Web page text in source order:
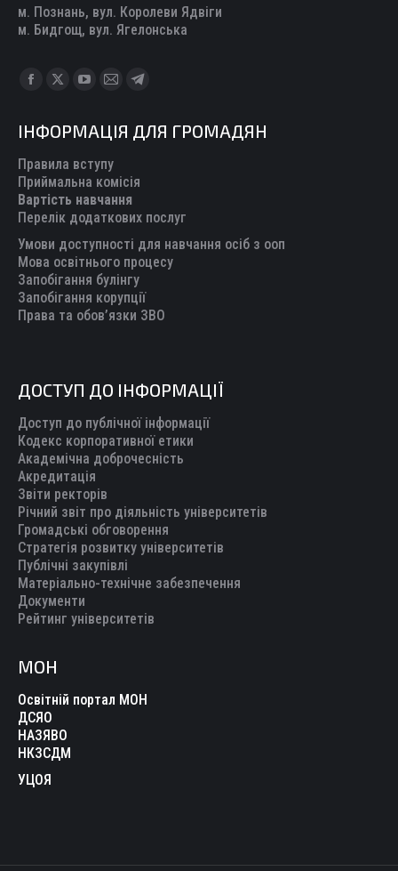
м. Познань, вул. Королеви Ядвіги
м. Бидгощ, вул. Ягелонська
Find us on:
Facebook
opens
in
new
window
X
opens
in
new
window
YouTube
opens
in
new
window
Mail
opens
in
new
window
Telegram
opens
new
ІНФОРМАЦІЯ ДЛЯ ГРОМАДЯН
Правила вступу
Приймальна комісія
Вартість навчання
Перелік додаткових послуг
Умови доступності для навчання осіб з ооп
Мова освітнього процесу
Запобігання булінгу
Запобігання корупції
Права та обов’язки ЗВО
ДОСТУП ДО ІНФОРМАЦІЇ
Доступ до публічної інформації
Кодекс корпоративної етики
Академічна доброчесність
Акредитація
Звіти ректорів
Річний звіт про діяльність університетів
Громадські обговорення
Стратегія розвитку університетів
Публічні закупівлі
Матеріально-технічне забезпечення
Документи
Рейтинг університетів
МОН
Освітній портал МОН
ДСЯО
НАЗЯВО
НКЗСДМ
УЦОЯ